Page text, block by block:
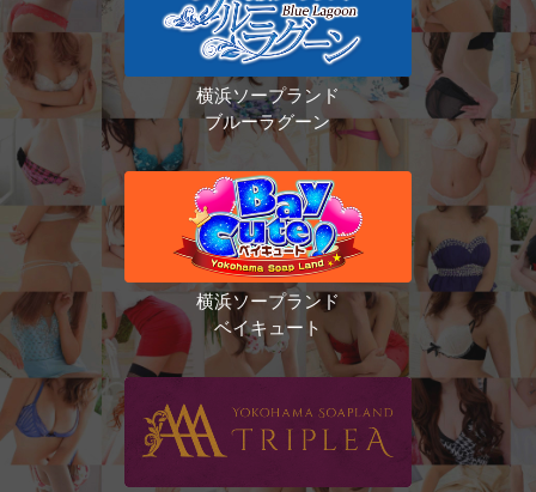
横浜ソープランド
ブルーラグーン
横浜ソープランド
ベイキュート